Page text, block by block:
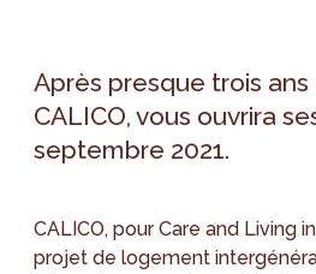
Après presque trois
CALICO, vous ouvrira
septembre 2021.
CALICO, pour Care and Living
projet de logement